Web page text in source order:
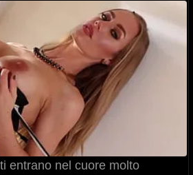
entrano nel cuore molto